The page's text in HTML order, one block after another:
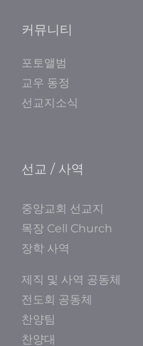
커뮤니티
포토앨범
교우 동정
선교지소식
선교 / 사역
중앙교회 선교지
목장 Cell Church
장학 사역
제직 및 사역 공동체
전도회 공동체
찬양팀
찬양대